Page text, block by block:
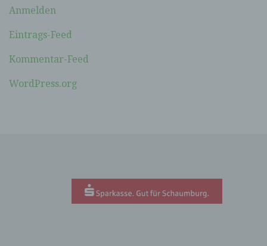
Anmelden
Eintrags-Feed
Kommentar-Feed
WordPress.org
lesbar und verständlich sein. Um dies zu
Begrifflichkeiten erläutern.
unter anderem die folgenden Begriffe:
A) PERSONENBEZOGENE DATEN
Kennung wie einem Namen, zu einer
Kennnummer, zu Standortdaten, zu einer